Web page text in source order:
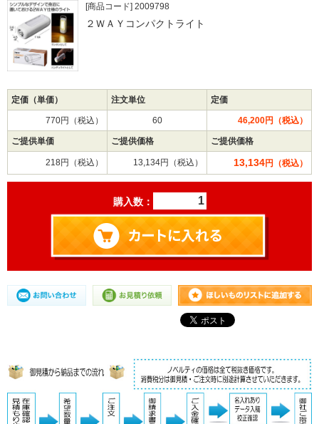
[商品コード] 2009798
２ＷＡＹコンパクトライト
定価（単価） 注文単位 定価
770円（税込） 60 46,200円（税込）
ご提供単価 ご提供価格 ご提供価格
218円（税込） 13,134円（税込） 13,134円（税込）
購入数：